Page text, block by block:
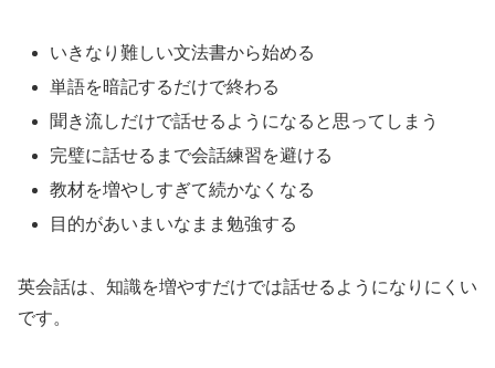
いきなり難しい文法書から始める
単語を暗記するだけで終わる
聞き流しだけで話せるようになると思ってしまう
完璧に話せるまで会話練習を避ける
教材を増やしすぎて続かなくなる
目的があいまいなまま勉強する
英会話は、知識を増やすだけでは話せるようになりにくい
です。